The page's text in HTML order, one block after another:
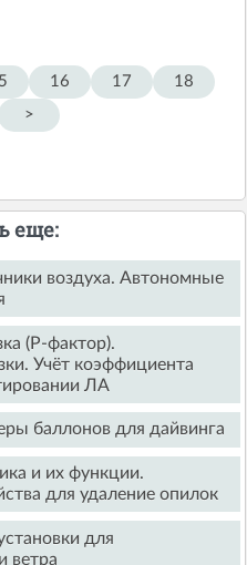
16 17
18
>
еще:
воздуха. Автономные
(Р-фактор).
Учёт коэффициента
ЛА
баллонов для дайвинга
и их функции.
для удаление опилок
для
ветра